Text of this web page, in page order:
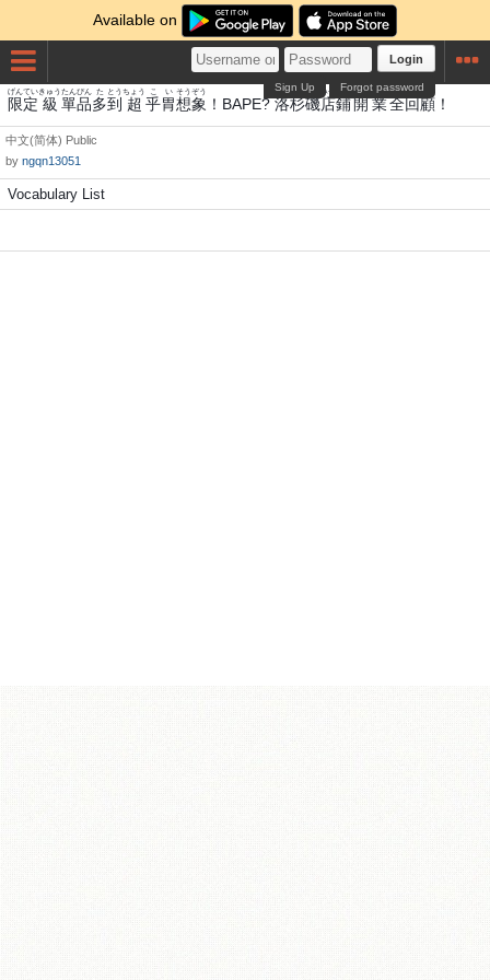
Available on
Login
Forgot password
Sign Up
限定
げんてい
級
きゅう
單品
たんぴん
多
た
到
とう
超
ちょう
乎
こ
胃
い
想
そう
象
ぞう
！BAPE?洛
らく
杉
すぎ
磯
いそ
店
みせ
鋪
ほ
開業
かいぎょう
全回
ぜんかい
顧 ！
中文(简体) Public
by ngqn13051
Vocabulary List